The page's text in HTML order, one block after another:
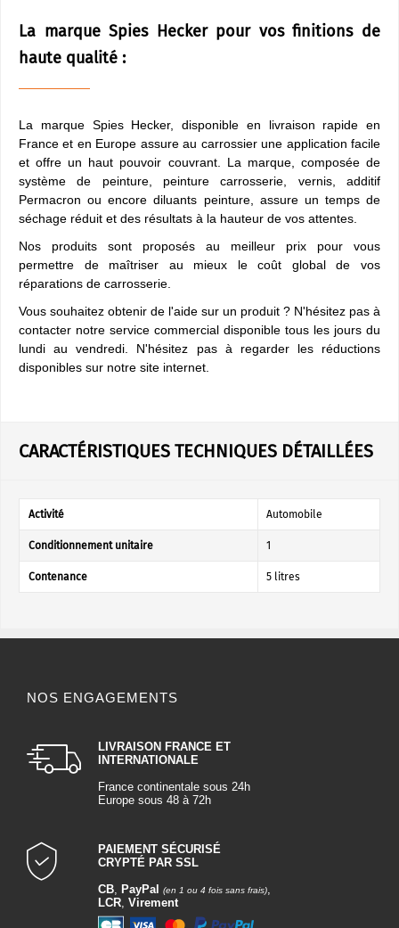
La marque Spies Hecker pour vos finitions de
haute qualité :
La marque Spies Hecker, disponible en livraison rapide en
France et en Europe assure au carrossier une application facile
et offre un haut pouvoir couvrant. La marque, composée de
système de peinture, peinture carrosserie, vernis, additif
Permacron ou encore diluants peinture, assure un temps de
séchage réduit et des résultats à la hauteur de vos attentes.
Nos produits sont proposés au meilleur prix pour vous
permettre de maîtriser au mieux le coût global de vos
réparations de carrosserie.
Vous souhaitez obtenir de l'aide sur un produit ? N'hésitez pas à
contacter notre service commercial disponible tous les jours du
lundi au vendredi. N'hésitez pas à regarder les réductions
disponibles sur notre site internet.
CARACTÉRISTIQUES TECHNIQUES DÉTAILLÉES
Activité Automobile
Conditionnement unitaire 1
Contenance 5 litres
NOS ENGAGEMENTS
LIVRAISON FRANCE ET
INTERNATIONALE
France continentale sous 24h
Europe sous 48 à 72h
PAIEMENT SÉCURISÉ
CRYPTÉ PAR SSL
CB, PayPal (en 1 ou 4 fois sans frais),
LCR, Virement